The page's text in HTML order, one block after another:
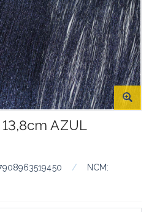
13,8cm AZUL
/ NCM: